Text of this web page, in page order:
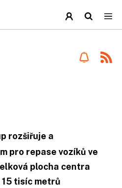
rozšiřuje a
pro repase vozíků ve
plocha centra
15 tisíc metrů